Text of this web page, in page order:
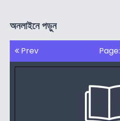
অনলাইনে পড়ুন
Prev Page: